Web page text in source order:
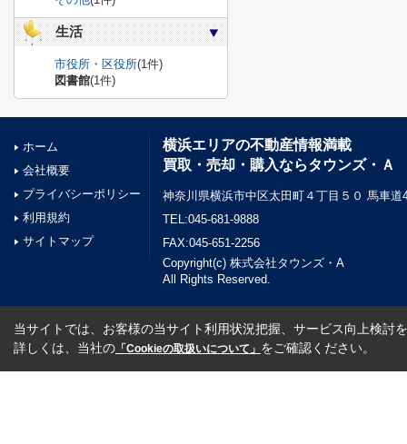
生活
市役所・区役所(1件)
図書館(1件)
ホーム
会社概要
プライバシーポリシー
利用規約
サイトマップ
横浜エリアの不動産情報満載
買取・売却・購入ならタウンズ・Ａ
神奈川県横浜市中区太田町４丁目５０ 馬車道
TEL:045-681-9888
FAX:045-651-2256
Copyright(c) 株式会社タウンズ・A
All Rights Reserved.
当サイトでは、お客様の当サイト利用状況把握、サービス向上検討
詳しくは、当社の 「Cookieの取扱いについて」 をご確認ください。